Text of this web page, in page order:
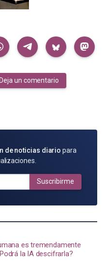
Deja un comentario
de noticias diario para
Suscribirme
es tremendamente
la IA descifrarla?